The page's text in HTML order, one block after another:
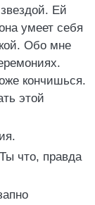
Ей
умеет себя
Обо мне
кончишься.
этой
что, правда